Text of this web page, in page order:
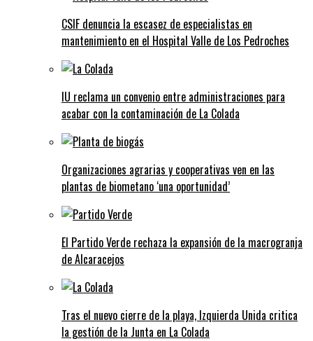
CSIF denuncia la escasez de especialistas en
mantenimiento en el Hospital Valle de Los Pedroches
IU reclama un convenio entre administraciones para
acabar con la contaminación de La Colada
Organizaciones agrarias y cooperativas ven en las
plantas de biometano ‘una oportunidad’
El Partido Verde rechaza la expansión de la macrogranja
de Alcaracejos
Tras el nuevo cierre de la playa, Izquierda Unida critica
la gestión de la Junta en La Colada